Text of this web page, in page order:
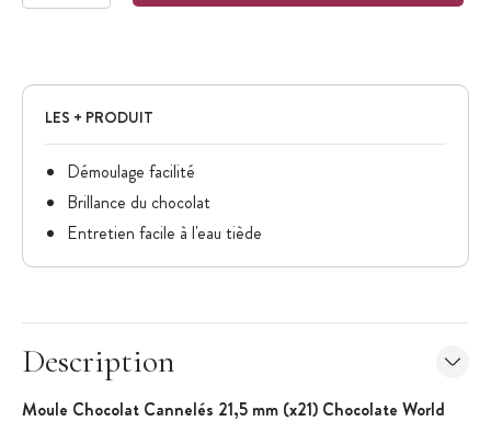
LES + PRODUIT
Démoulage facilité
Brillance du chocolat
Entretien facile à l'eau tiède
Description
Moule Chocolat Cannelés 21,5 mm (x21) Chocolate World